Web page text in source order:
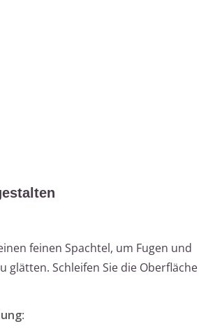
feinen Spachtel, um Fugen und
glätten. Schleifen Sie die Oberfläche
: